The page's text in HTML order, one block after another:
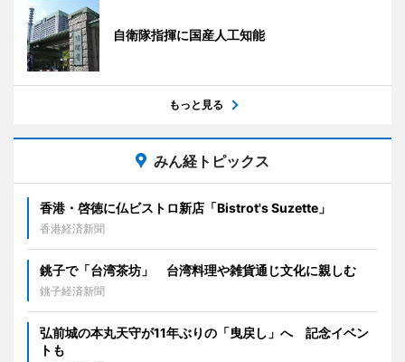
自衛隊指揮に国産人工知能
もっと見る
みん経トピックス
香港・啓徳に仏ビストロ新店「Bistrot's Suzette」
香港経済新聞
銚子で「台湾茶坊」 台湾料理や雑貨通じ文化に親しむ
銚子経済新聞
弘前城の本丸天守が11年ぶりの「曳戻し」へ 記念イベン
トも